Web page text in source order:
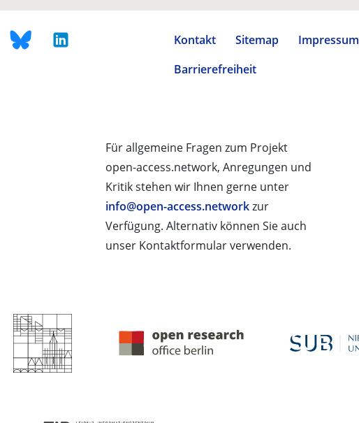
Kontakt Sitemap Impressum
Barrierefreiheit
Für allgemeine Fragen zum Projekt
open-access.network, Anregungen und
Kritik stehen wir Ihnen gerne unter
info@open-access.networkzur
Verfügung. Alternativ können Sie auch
unser Kontaktformular verwenden.